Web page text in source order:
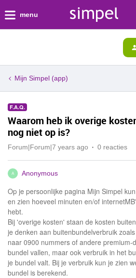
menu
Mijn Simpel (app)
F.A.Q.
Waarom heb ik overige
nog niet op is?
Forum|Forum|7 years ago 0 reacties
A Anonymous
Op je persoonlijke pagina Mijn Simpel
en zien hoeveel minuten en/of
hebt.
Bij 'overige kosten' staan de kosten
je denken aan buitenbundelverbruik
naar 0900 nummers of andere premium-
bundel vallen, maar ook verbruik in het
je bundel valt. Bij je verbruik kun je zien
bundel is berekend.